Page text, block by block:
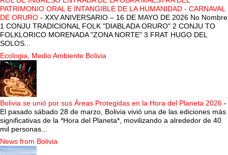
PATRIMONIO ORAL E INTANGIBLE DE LA HUMANIDAD - CARNAVAL
DE ORURO - XXV ANIVERSARIO – 16 DE MAYO DE 2026 No Nombre
1 CONJU TRADICIONAL FOLK "DIABLADA ORURO" 2 CONJU TO
FOLKLORICO MORENADA "ZONA NORTE" 3 FRAT HUGO DEL
SOLOS...
Ecologia, Medio Ambiente Bolivia
Bolivia se unió por sus Áreas Protegidas en la Hora del Planeta 2026 -
El pasado sábado 28 de marzo, Bolivia vivió una de las ediciones más
significativas de la *Hora del Planeta*, movilizando a alrededor de 40
mil personas...
News from Bolivia